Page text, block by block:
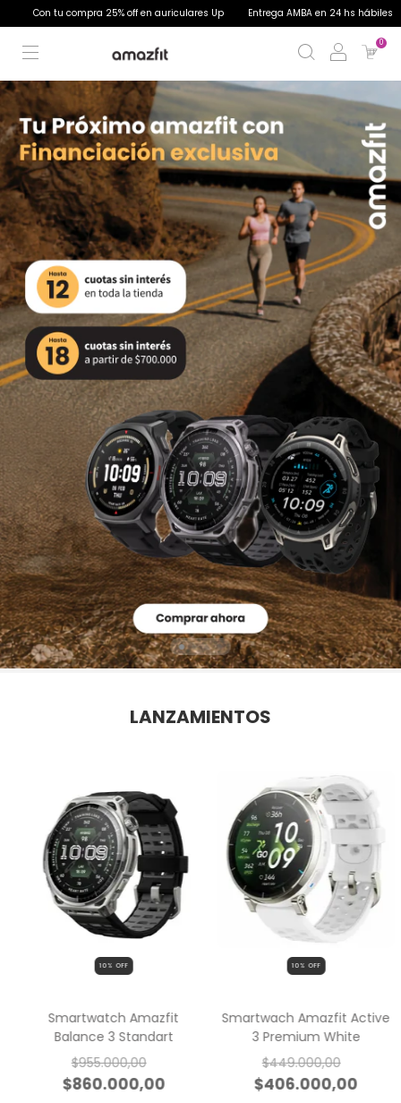
25% off en auriculares Up Entrega AMBA en 24 hs hábiles 25% off
0
LANZAMIENTOS
10% OFF
Smartwatch Amazfit
Balance 3 Standart
$955.000,00
$860.000,00
10% OFF
Smartwach Amazfit Active
3 Premium White
$449.000,00
$406.000,00